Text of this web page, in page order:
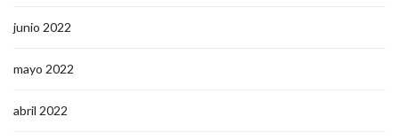
junio 2022
mayo 2022
abril 2022